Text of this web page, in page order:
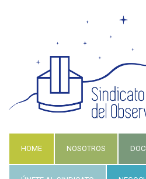
HOME NOSOTROS